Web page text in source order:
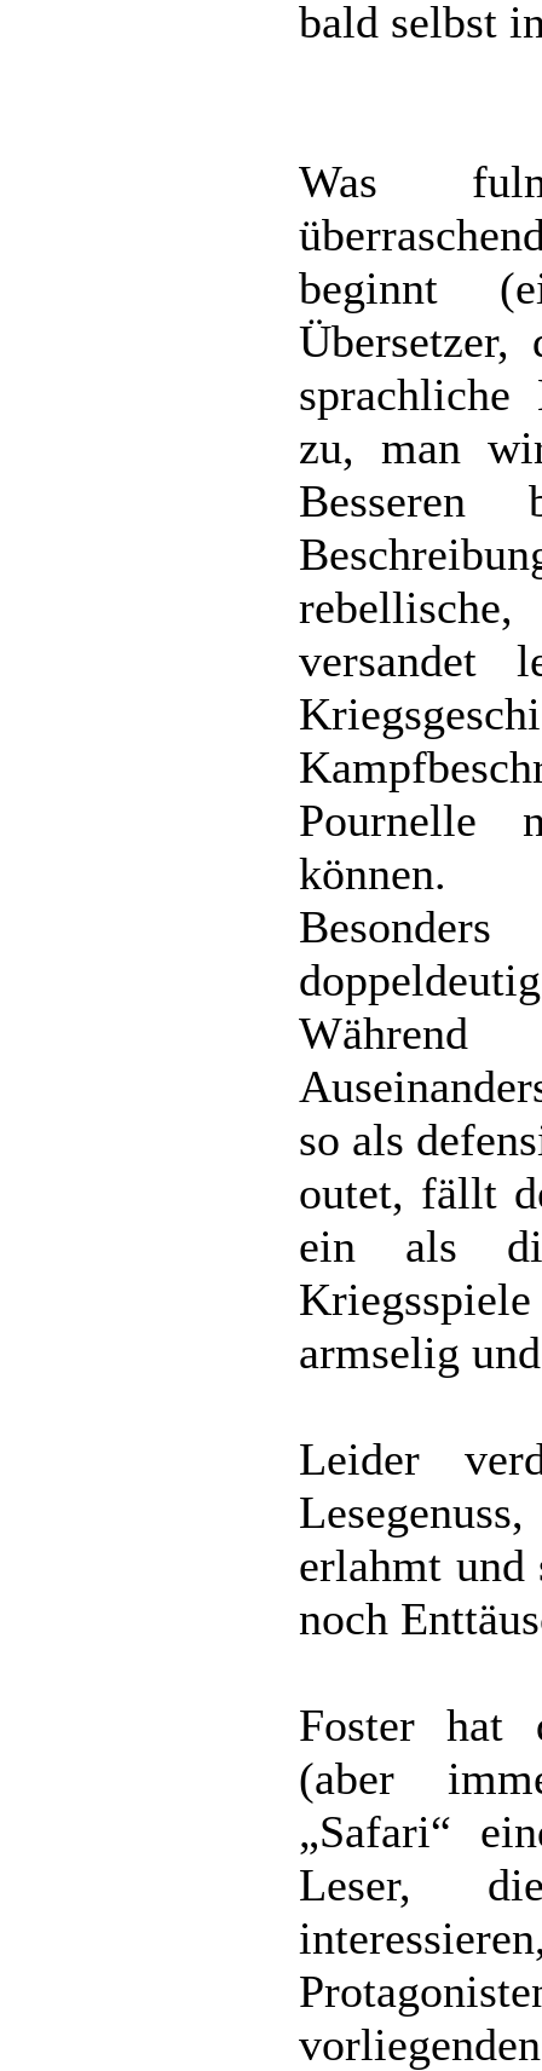
bald selbst
Was
beginnt
zu, man
Besseren
versandet
Pournelle
können.
Während
so als
outet, fällt
ein als
armselig
Leider
erlahmt
noch
Foster hat
(aber
„Safari“
Leser,